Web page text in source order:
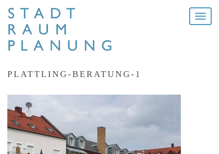
Toggle
PLATTLING-BERATUNG-1